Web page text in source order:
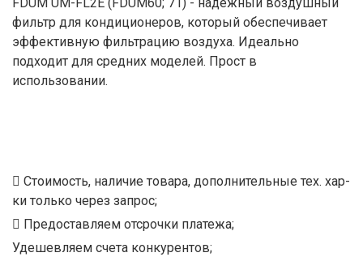
фильтр для кондиционеров, который обеспечивает
эффективную фильтрацию воздуха. Идеально
подходит для средних моделей. Прост в
использовании.
Стоимость, наличие товара, дополнительные тех. хар-
ки только через запрос;
Предоставляем отсрочки платежа;
Удешевляем счета конкурентов;